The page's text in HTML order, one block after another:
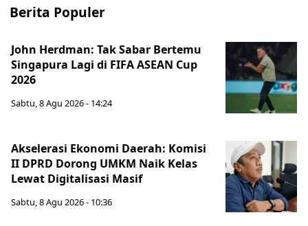
Berita Populer
John Herdman: Tak Sabar Bertemu
Singapura Lagi di FIFA ASEAN Cup
2026
Sabtu, 8 Agu 2026 - 14:24
Akselerasi Ekonomi Daerah: Komisi
II DPRD Dorong UMKM Naik Kelas
Lewat Digitalisasi Masif
Sabtu, 8 Agu 2026 - 10:36